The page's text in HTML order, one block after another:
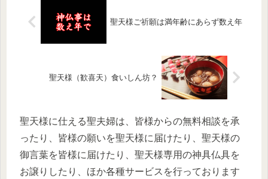
聖天様ご祈願は満年齢にあらず数え年
聖天様（歓喜天）食いしん坊？
聖天様に仕える聖夫婦は、皆様からの無料相談を承
ったり、皆様の願いを聖天様に届けたり、聖天様の
御言葉を皆様に届けたり、聖天様専用の神具仏具を
お譲りしたり、ほか各種サービスを行っております